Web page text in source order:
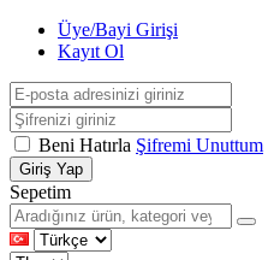
Üye/Bayi Girişi
Kayıt Ol
Beni Hatırla Şifremi Unuttum
Giriş Yap
Sepetim